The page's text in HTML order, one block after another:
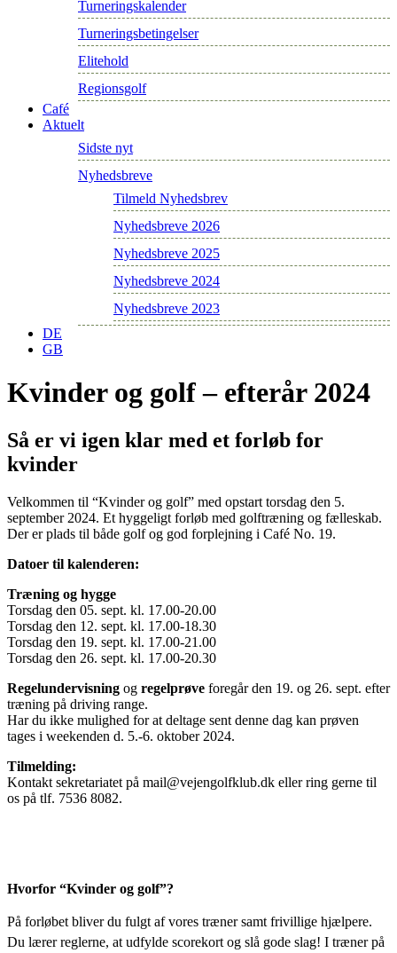
Turneringskalender
Turneringsbetingelser
Elitehold
Regionsgolf
Café
Aktuelt
Sidste nyt
Nyhedsbreve
Tilmeld Nyhedsbrev
Nyhedsbreve 2026
Nyhedsbreve 2025
Nyhedsbreve 2024
Nyhedsbreve 2023
DE
GB
Kvinder og golf – efterår 2024
Så er vi igen klar med et forløb for
kvinder
Velkommen til “Kvinder og golf” med opstart torsdag den 5.
september 2024. Et hyggeligt forløb med golftræning og fælleskab.
Der er plads til både golf og god forplejning i Café No. 19.
Datoer til kalenderen:
Træning og hygge
Torsdag den 05. sept. kl. 17.00-20.00
Torsdag den 12. sept. kl. 17.00-18.30
Torsdag den 19. sept. kl. 17.00-21.00
Torsdag den 26. sept. kl. 17.00-20.30
Regelundervisning og regelprøve foregår den 19. og 26. sept. efter
træning på driving range.
Har du ikke mulighed for at deltage sent denne dag kan prøven
tages i weekenden d. 5.-6. oktober 2024.
Tilmelding:
Kontakt sekretariatet på mail@vejengolfklub.dk eller ring gerne til
os på tlf. 7536 8082.
Hvorfor “Kvinder og golf”?
På forløbet bliver du fulgt af vores træner samt frivillige hjælpere.
Du lærer reglerne, at udfylde scorekort og slå gode slag! I træner på